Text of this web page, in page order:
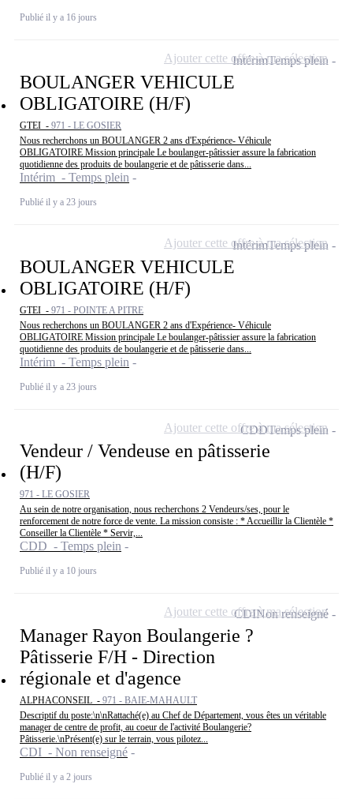
Publié il y a 16 jours
BOULANGER VEHICULE
OBLIGATOIRE (H/F)
GTEI - 971 - LE GOSIER
Nous recherchons un BOULANGER 2 ans d'Expérience- Véhicule
OBLIGATOIRE Mission principale Le boulanger-pâtissier assure la fabrication
quotidienne des produits de boulangerie et de pâtisserie dans...
Intérim - Temps plein
Publié il y a 23 jours
IntérimTemps plein
Ajouter cette offre à ma sélection
BOULANGER VEHICULE
OBLIGATOIRE (H/F)
GTEI - 971 - POINTE A PITRE
Nous recherchons un BOULANGER 2 ans d'Expérience- Véhicule
OBLIGATOIRE Mission principale Le boulanger-pâtissier assure la fabrication
quotidienne des produits de boulangerie et de pâtisserie dans...
Intérim - Temps plein
Publié il y a 23 jours
IntérimTemps plein
Ajouter cette offre à ma sélection
Vendeur / Vendeuse en pâtisserie
(H/F)
971 - LE GOSIER
Au sein de notre organisation, nous recherchons 2 Vendeurs/ses, pour le
renforcement de notre force de vente. La mission consiste : * Accueillir la Clientèle *
Conseiller la Clientèle * Servir,...
CDD - Temps plein
Publié il y a 10 jours
CDDTemps plein
Ajouter cette offre à ma sélection
Manager Rayon Boulangerie ?
Pâtisserie F/H - Direction
régionale et d'agence
ALPHACONSEIL - 971 - BAIE-MAHAULT
Descriptif du poste:\n\nRattaché(e) au Chef de Département, vous êtes un véritable
manager de centre de profit, au coeur de l'activité Boulangerie?
Pâtisserie.\nPrésent(e) sur le terrain, vous pilotez...
CDI - Non renseigné
Publié il y a 2 jours
CDINon renseigné
Ajouter cette offre à ma sélection